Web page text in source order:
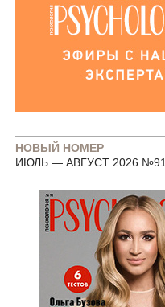
НОВЫЙ НОМЕР
ИЮЛЬ — АВГУСТ 2026 №91